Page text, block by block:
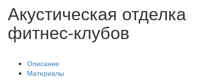
Акустическая отделка
фитнес-клубов
Описание
Материалы